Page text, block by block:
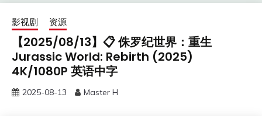
影视剧 资源
【2025/08/13】📋 侏罗纪世界：重生
Jurassic World: Rebirth (2025)
4K/1080P 英语中字
2025-08-13 Master H